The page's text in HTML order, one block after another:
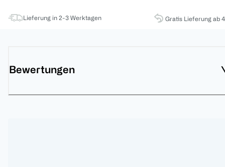
Lieferung in 2-3 Werktagen Gratis Lieferung ab
Bewertungen